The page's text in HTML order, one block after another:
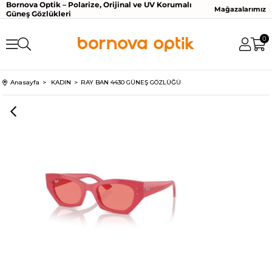
Bornova Optik – Polarize, Orijinal ve UV Korumalı
Güneş Gözlükleri
Mağazalarımız
0
Anasayfa KADIN RAY BAN 4430 GÜNEŞ GÖZLÜĞÜ